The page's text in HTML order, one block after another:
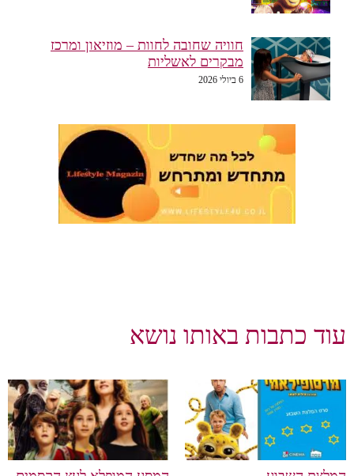
חוויה שחובה לחוות – מוזיאון ומרכז
מבקרים לאשליות
6 ביולי 2026
כתבות באותו נושא